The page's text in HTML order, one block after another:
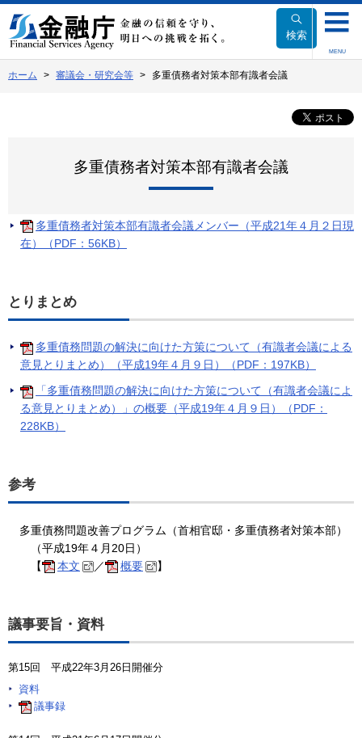
文
へ
動
検索
MENU
ホーム 審議会・研究会等 多重債務者対策本部有識者会議
多重債務者対策本部有識者会議
多重債務者対策本部有識者会議メンバー（平成21年４月２日現
在）（PDF：56KB）
とりまとめ
多重債務問題の解決に向けた方策について（有識者会議による
意見とりまとめ）（平成19年４月９日）（PDF：197KB）
「多重債務問題の解決に向けた方策について（有識者会議によ
る意見とりまとめ）」の概要（平成19年４月９日）（PDF：
228KB）
参考
多重債務問題改善プログラム（首相官邸・多重債務者対策本部）
（平成19年４月20日）
【
本文 ／ 概要 】
議事要旨・資料
第15回 平成22年3月26日開催分
資料
議事録